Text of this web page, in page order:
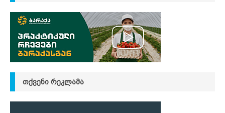
ᲗᲥᲕᲔᲜᲘ ᲠᲔᲙᲚᲐᲛᲐ